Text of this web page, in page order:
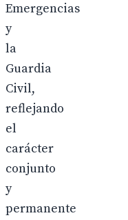
Emergencias
y
la
Guardia
Civil,
reflejando
el
carácter
conjunto
y
permanente